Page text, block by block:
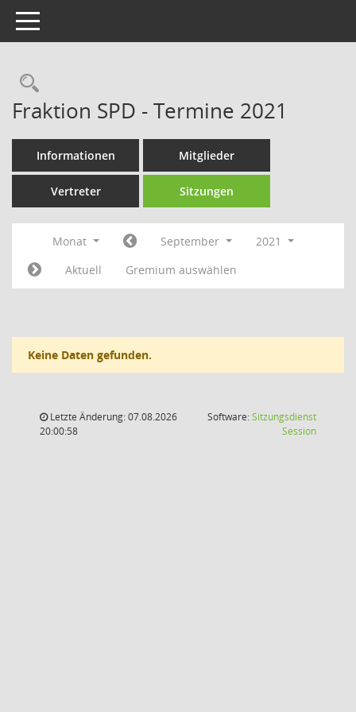
Toggle navigation
Rechercheauswahl
Fraktion SPD - Termine 2021
Informationen Mitglieder
Vertreter Sitzungen
Monat September
2021
Aktuell
Gremium auswählen
Keine Daten gefunden.
Letzte Änderung: 07.08.2026
20:00:58
Software:Sitzungsdienst
Session(Wird in